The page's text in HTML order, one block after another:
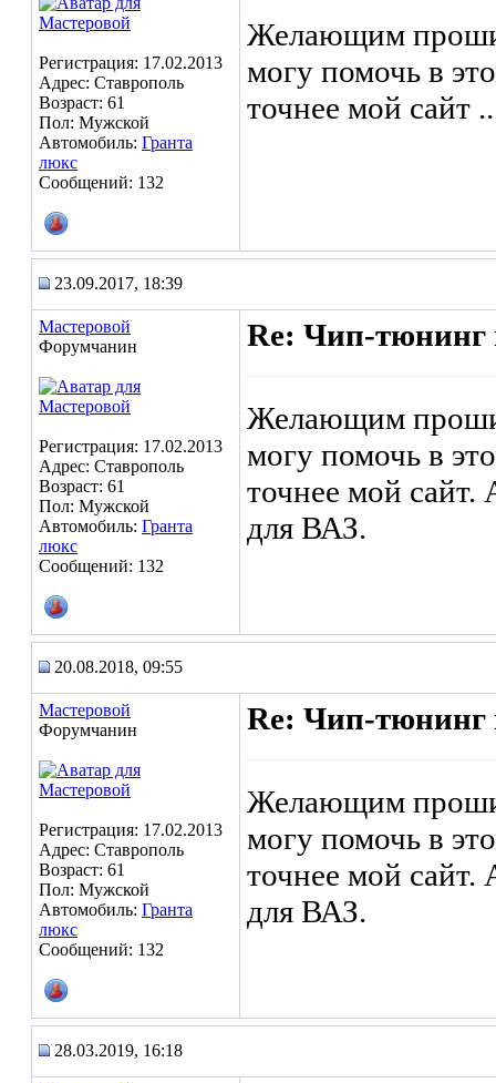
Регистрация: 17.02.2013
Адрес: Ставрополь
Возраст: 61
Пол: Мужской
Автомобиль: Гранта
люкс
Сообщений: 132
Желающим
могу помочь в
точнее мой сайт
23.09.2017, 18:39
Мастеровой
Форумчанин
Регистрация: 17.02.2013
Адрес: Ставрополь
Возраст: 61
Пол: Мужской
Автомобиль: Гранта
люкс
Сообщений: 132
Re: Чип-тюнинг
Желающим
могу помочь в
точнее мой
для ВАЗ.
20.08.2018, 09:55
Мастеровой
Форумчанин
Регистрация: 17.02.2013
Адрес: Ставрополь
Возраст: 61
Пол: Мужской
Автомобиль: Гранта
люкс
Сообщений: 132
Re: Чип-тюнинг
Желающим
могу помочь в
точнее мой
для ВАЗ.
28.03.2019, 16:18